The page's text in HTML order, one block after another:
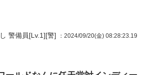
警備員[Lv.1][警] ：2024/09/20(金) 08:28:23.19